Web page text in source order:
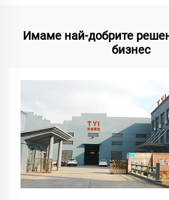
Имаме най-добрите
бизнес